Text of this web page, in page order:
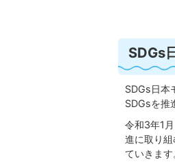
SDGs
SDGs日本
SDGsを推
令和3年1
進に取り
ていきます